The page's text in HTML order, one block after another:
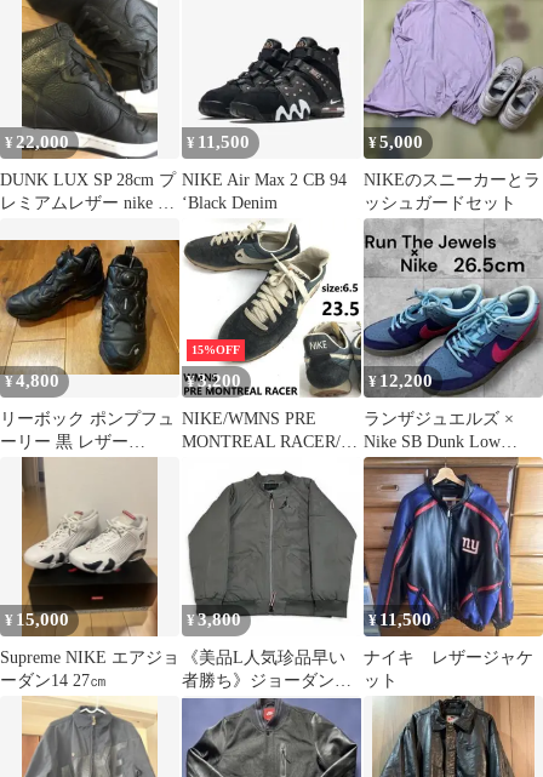
新品
¥ 22,000
DUNK LUX SP 28cm プ
レミアムレザー nike ナ
¥ 11,500
NIKE Air Max 2 CB 94
‘Black Denim
¥5,000
NIKEのスニーカーとラ
ッシュガードセット
¥4,800
リーボック ポンプフュ
ーリー 黒 レザー
24cm NIKE AIR MAX
15%OFF
¥3,200
NIKE/WMNS PRE
MONTREAL RACER/ナ
ースニーカー
【6.5/23.5/レディース
navy】
Vintage/sneakers/Shoes/tr
ainers◆sE-137<sale>
¥ 12,200
ランザジュエルズ ×
Nike SB Dunk Low
26.5cm
¥ 15,000
Supreme NIKE エアジョ
ーダン14 27㎝
¥ 3,800
《美品L人気珍品早い
者勝ち》ジョーダン
MA-1フライトジャケッ
トカーキナイキ
¥ 11,500
ナイキ レザージャケ
ット